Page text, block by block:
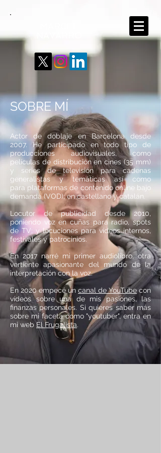
SOBRE MÍ
Actor de doblaje en Barcelona desde
2007. He participado en todo tipo de
producciones audiovisuales, como
películas de distribución en cines (35 mm)
y series de televisión para cadenas
generalistas y temáticas así como
para plataformas de contenido online bajo
demanda (VOD); en castellano y catalán.
Locutor de publicidad desde 2010,
poniendo voz en cuñas para radio, spots
de TV; y locuciones para vídeos internos,
festivales y patrocinios.
En 2017 narré mi primer audiolibro, otra
vertiente apasionante del mundo de la
interpretación con la voz.
En 2020 empecé un canal de YouTubecon
vídeos sobre una de mis pasiones, las
finanzas personales. Si quieres saber más
sobre mi faceta como "youtuber", entra en
mi webEl Frugalista.